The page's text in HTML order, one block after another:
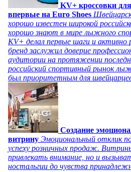
KV+ кроссовки
впервые на Euro Shoes
хорошо известен широкой
хорошо знают в мире лыжного
KV+ делал первые шаги и активно
бренд заслужил доверие
аудитории на протяжении
российский спортивный рынок
был приоритетным для
Создание
витрину Эмоциональный отклик
успеху розничных продаж.
привлекать внимание, но и
ностальгии до чувства